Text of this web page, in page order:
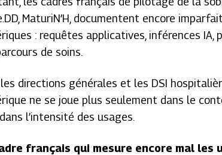
MaturiN’H, documentent encore
: requêtes applicatives, inférences
de soins.
directions générales et les DSI
ne se joue plus seulement dans le
l’intensité des usages.
français qui mesure encore mal les